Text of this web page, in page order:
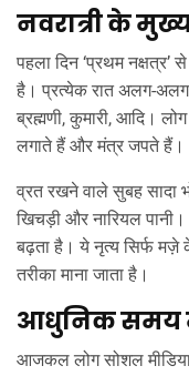
नवरात्री के
पहला दिन ‘प्रथम
है। प्रत्येक रात अलग‑अलग
ब्रह्मणी, कुमारी, आदि।
लगाते हैं और मंत्र जपते हैं।
व्रत रखने वाले सुबह सादा
खिचड़ी और नारियल पानी।
बढ़ता है। ये नृत्य सिर्फ
तरीका माना जाता है।
आधुनिक समय
आजकल लोग सोशल